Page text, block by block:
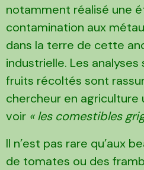
notamment réalisé une
contamination aux
dans la terre de cette
industrielle. Les
fruits récoltés sont
chercheur en agriculture
voir « les comestibles
Il n’est pas rare qu’aux
de tomates ou des